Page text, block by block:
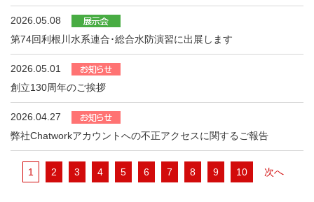
2026.05.08
第74回利根川水系連合･総合水防演習に出展します
2026.05.01
創立130周年のご挨拶
2026.04.27
弊社Chatworkアカウントへの不正アクセスに関するご報告
1 2 3 4 5 6 7 8 9 10 次へ